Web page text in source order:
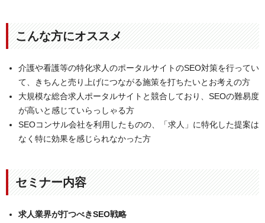
こんな方にオススメ
介護や看護等の特化求人のポータルサイトのSEO対策を行ってい
て、きちんと売り上げにつながる施策を打ちたいとお考えの方
大規模な総合求人ポータルサイトと競合しており、SEOの難易度
が高いと感じていらっしゃる方
SEOコンサル会社を利用したものの、「求人」に特化した提案は
なく特に効果を感じられなかった方
セミナー内容
求人業界が打つべきSEO戦略